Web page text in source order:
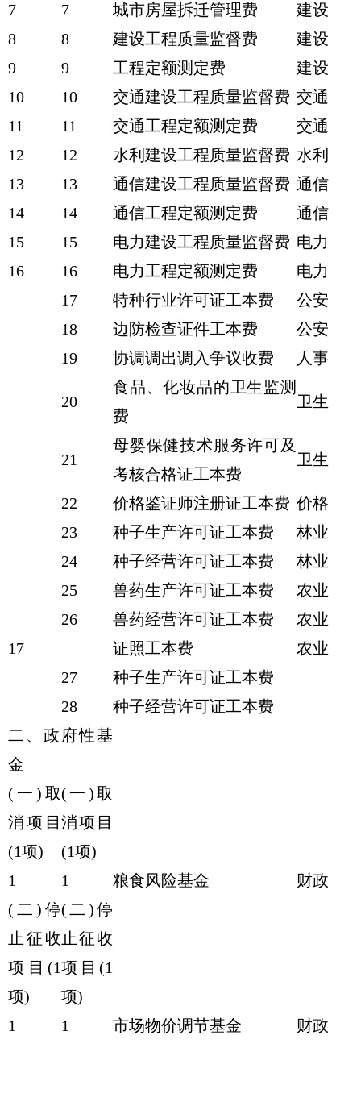
7 7 城市房屋拆迁管理费
建设
8
8 建设工程质量监督费
建设
9
9 工程定额测定费
建设
10
10 交通建设工程质量监督费 交通
11
11 交通工程定额测定费
交通
12
12 水利建设工程质量监督费 水利
13
13 通信建设工程质量监督费 通信
14
14 通信工程定额测定费
通信
15
15 电力建设工程质量监督费 电力
16
16 电力工程定额测定费
电力
17
特种行业许可证工本费
公安
18
边防检查证件工本费
公安
19
协调调出调入争议收费 人事
20
食品、化妆品的卫生监测
费
卫生
21
母婴保健技术服务许可及
考核合格证工本费
卫生
22 价格鉴证师注册证工本费 价格
23
种子生产许可证工本费
林业
24
种子经营许可证工本费
林业
25
兽药生产许可证工本费
农业
26
兽药经营许可证工本费
农业
17
证照工本费
农业
27
种子生产许可证工本费
28
种子经营许可证工本费
二、政府性基
金
(一)取
消项目
(1项)
(一)取
消项目
(1项)
1
1 粮食风险基金
财政
(二)停
止征收
项目(1
项)
(二)停
止征收
项目(1
项)
1
1 市场物价调节基金 财政